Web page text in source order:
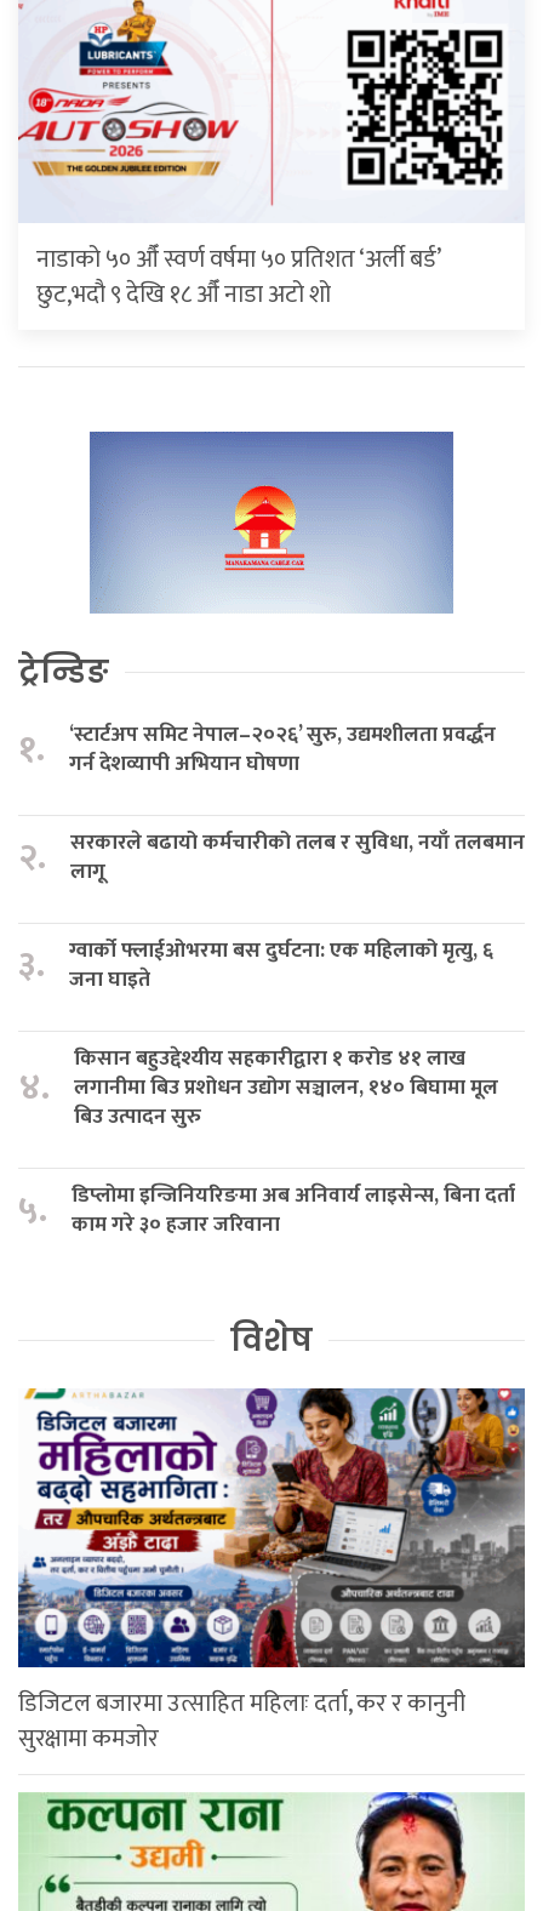
नाडाको ५० औँ स्वर्ण वर्षमा ५० प्रतिशत ‘अर्ली बर्ड’
छुट,भदौ ९ देखि १८ औँ नाडा अटो शो
ट्रेन्डिङ
१.
‘स्टार्टअप समिट नेपाल–२०२६’ सुरु, उद्यमशीलता प्रवर्द्धन
गर्न देशव्यापी अभियान घोषणा
२.
सरकारले बढायो कर्मचारीको तलब र सुविधा, नयाँ तलबमान
लागू
३.
ग्वार्को फ्लाईओभरमा बस दुर्घटना: एक महिलाको मृत्यु, ६
जना घाइते
४.
किसान बहुउद्देश्यीय सहकारीद्वारा १ करोड ४१ लाख
लगानीमा बिउ प्रशोधन उद्योग सञ्चालन, १४० बिघामा मूल
बिउ उत्पादन सुरु
५.
डिप्लोमा इन्जिनियरिङमा अब अनिवार्य लाइसेन्स, बिना दर्ता
काम गरे ३० हजार जरिवाना
विशेष
डिजिटल बजारमा उत्साहित महिलाः दर्ता, कर र कानुनी
सुरक्षामा कमजोर